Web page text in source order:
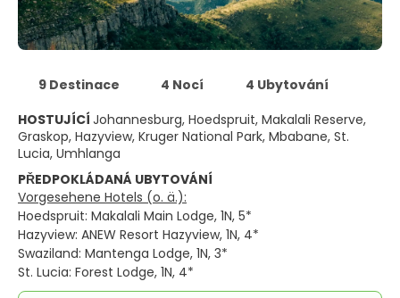
9 Destinace 4 Nocí
4 Ubytování
HOSTUJÍCÍ Johannesburg, Hoedspruit, Makalali Reserve,
Graskop, Hazyview, Kruger National Park, Mbabane, St.
Lucia, Umhlanga
PŘEDPOKLÁDANÁ UBYTOVÁNÍ
Vorgesehene Hotels (o. ä.):
Hoedspruit: Makalali Main Lodge, 1N, 5*
Hazyview: ANEW Resort Hazyview, 1N, 4*
Swaziland: Mantenga Lodge, 1N, 3*
St. Lucia: Forest Lodge, 1N, 4*